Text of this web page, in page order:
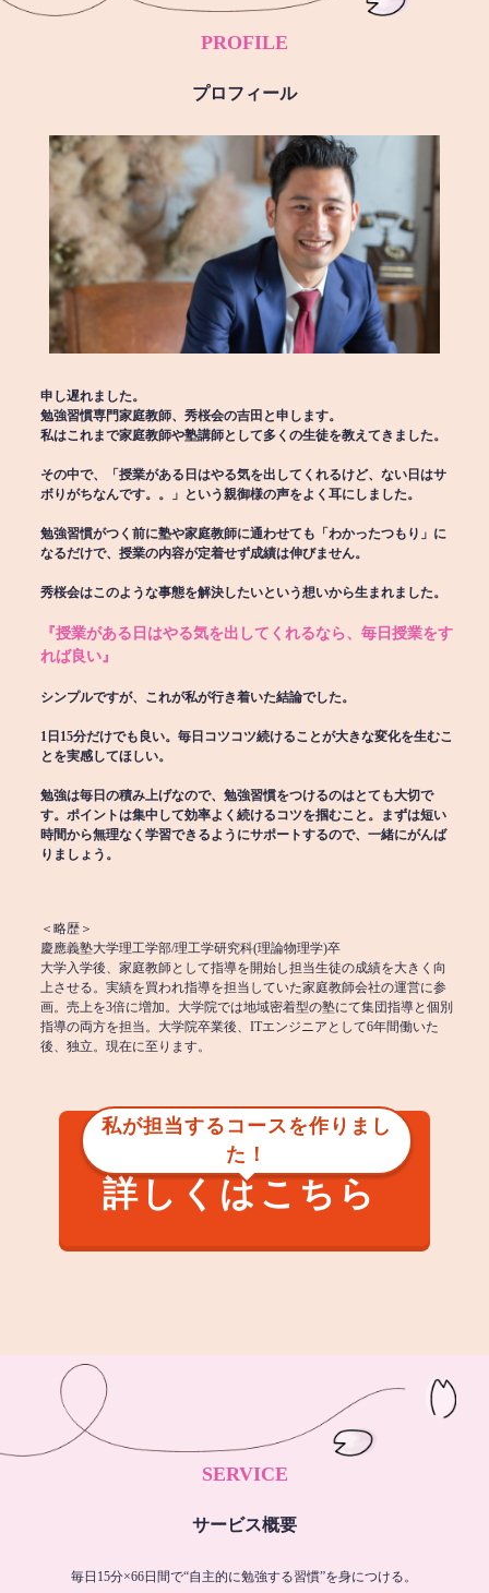
PROFILE
プロフィール
申し遅れました。
勉強習慣専門家庭教師、秀桜会の吉田と申します。
私はこれまで家庭教師や塾講師として多くの生徒を教えてきました。
その中で、「授業がある日はやる気を出してくれるけど、ない日はサ
ボりがちなんです。。」という親御様の声をよく耳にしました。
勉強習慣がつく前に塾や家庭教師に通わせても「わかったつもり」に
なるだけで、授業の内容が定着せず成績は伸びません。
秀桜会はこのような事態を解決したいという想いから生まれました。
『授業がある日はやる気を出してくれるなら、毎日授業をす
れば良い』
シンプルですが、これが私が行き着いた結論でした。
1日15分だけでも良い。毎日コツコツ続けることが大きな変化を生むこ
とを実感してほしい。
勉強は毎日の積み上げなので、勉強習慣をつけるのはとても大切で
す。ポイントは集中して効率よく続けるコツを掴むこと。まずは短い
時間から無理なく学習できるようにサポートするので、一緒にがんば
りましょう。
＜略歴＞
慶應義塾大学理工学部/理工学研究科(理論物理学)卒
大学入学後、家庭教師として指導を開始し担当生徒の成績を大きく向
上させる。実績を買われ指導を担当していた家庭教師会社の運営に参
画。売上を3倍に増加。大学院では地域密着型の塾にて集団指導と個別
指導の両方を担当。大学院卒業後、ITエンジニアとして6年間働いた
後、独立。現在に至ります。
私が担当するコースを作りまし
た！
詳しくはこちら
SERVICE
サービス概要
毎日15分×66日間で“自主的に勉強する習慣”を身につける。